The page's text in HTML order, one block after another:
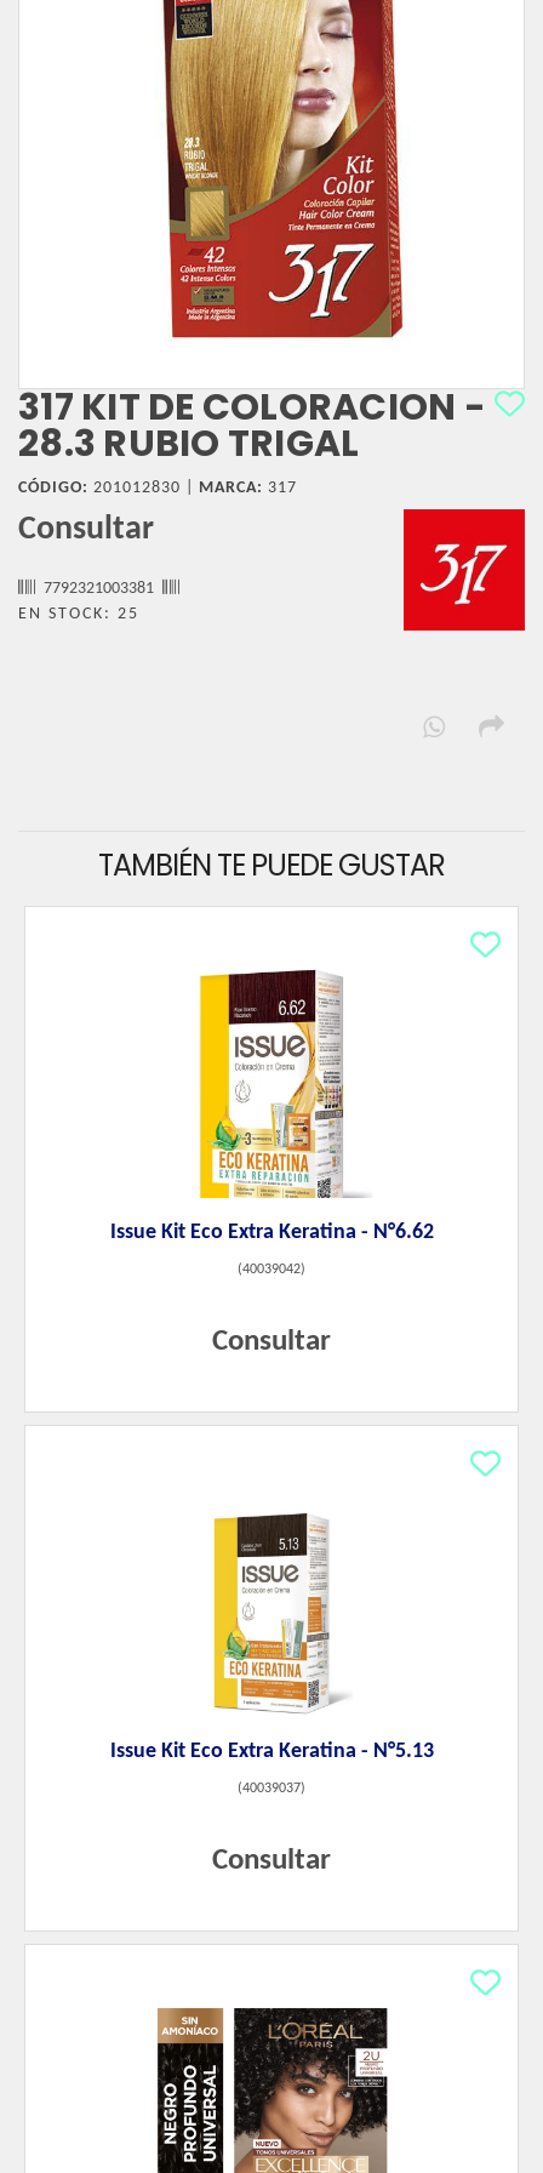
317 KIT DE COLORACION -
28.3 RUBIO TRIGAL
CÓDIGO: 201012830 | MARCA: 317
Consultar
7792321003381
EN STOCK: 25
TAMBIÉN TE PUEDE GUSTAR
Issue Kit Eco Extra Keratina - N°6.62
(40039042)
Consultar
Issue Kit Eco Extra Keratina - N°5.13
(40039037)
Consultar